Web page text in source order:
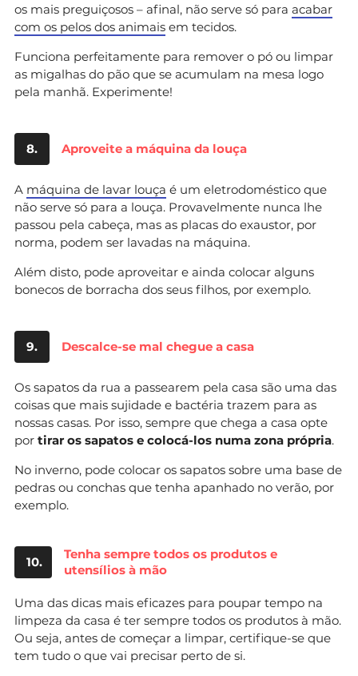
os mais preguiçosos – afinal, não serve só para acabar
com os pelos dos animais em tecidos.
Funciona perfeitamente para remover o pó ou limpar
as migalhas do pão que se acumulam na mesa logo
pela manhã. Experimente!
8. Aproveite a máquina da louça
A máquina de lavar louça é um eletrodoméstico que
não serve só para a louça. Provavelmente nunca lhe
passou pela cabeça, mas as placas do exaustor, por
norma, podem ser lavadas na máquina.
Além disto, pode aproveitar e ainda colocar alguns
bonecos de borracha dos seus filhos, por exemplo.
9. Descalce-se mal chegue a casa
Os sapatos da rua a passearem pela casa são uma das
coisas que mais sujidade e bactéria trazem para as
nossas casas. Por isso, sempre que chega a casa opte
por tirar os sapatos e colocá-los numa zona própria.
No inverno, pode colocar os sapatos sobre uma base de
pedras ou conchas que tenha apanhado no verão, por
exemplo.
10.
Tenha sempre todos os produtos e
utensílios à mão
Uma das dicas mais eficazes para poupar tempo na
limpeza da casa é ter sempre todos os produtos à mão.
Ou seja, antes de começar a limpar, certifique-se que
tem tudo o que vai precisar perto de si.